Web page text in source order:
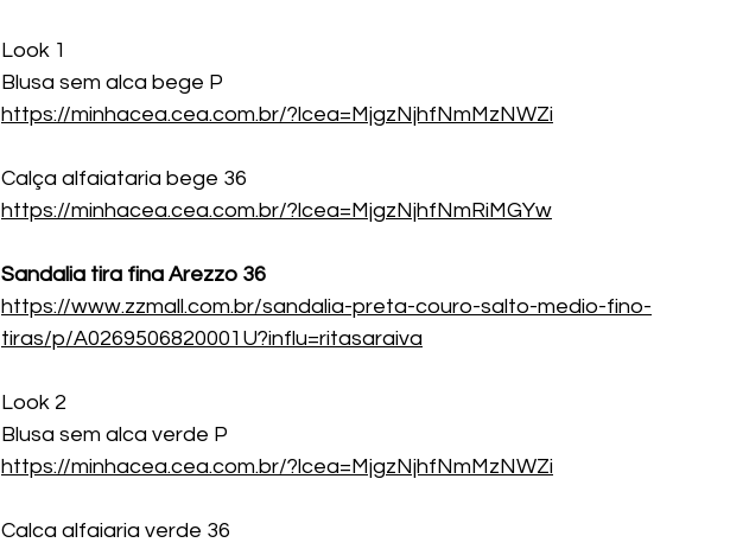
Look 1
Blusa sem alca bege P
https://minhacea.cea.com.br/?lcea=MjgzNjhfNmMzNWZi
Calça alfaiataria bege 36
https://minhacea.cea.com.br/?lcea=MjgzNjhfNmRiMGYw
Sandalia tira fina Arezzo 36
https://www.zzmall.com.br/sandalia-preta-couro-salto-medio-fino-
tiras/p/A0269506820001U?influ=ritasaraiva
Look 2
Blusa sem alca verde P
https://minhacea.cea.com.br/?lcea=MjgzNjhfNmMzNWZi
Calca alfaiaria verde 36